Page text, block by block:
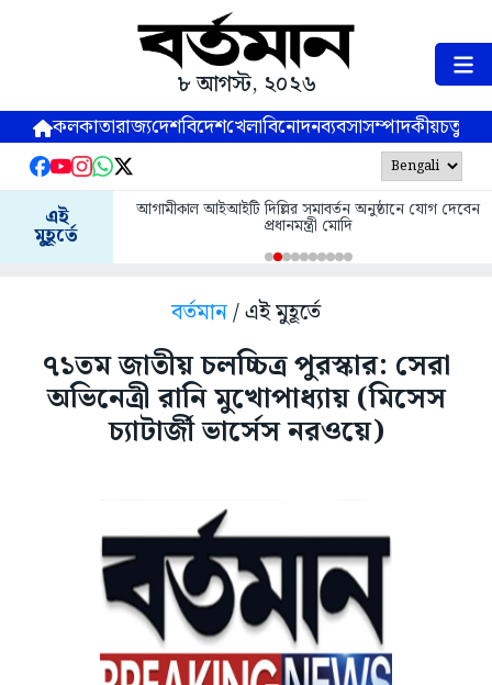
৮ আগস্ট, ২০২৬
কলকাতারাজ্যদেশবিদেশখেলাবিনোদনব্যবসাসম্পাদকীয়
এই
মুহূর্তে
আগামীকাল আইআইটি দিল্লির সমাবর্তন অনুষ্ঠানে যোগ দেবেন
প্রধানমন্ত্রী মোদি
বর্তমান/ এই মুহূর্তে
৭১তম জাতীয় চলচ্চিত্র পুরস্কার: সেরা
অভিনেত্রী রানি মুখোপাধ্যায় (মিসেস
চ্যাটার্জী ভার্সেস নরওয়ে)